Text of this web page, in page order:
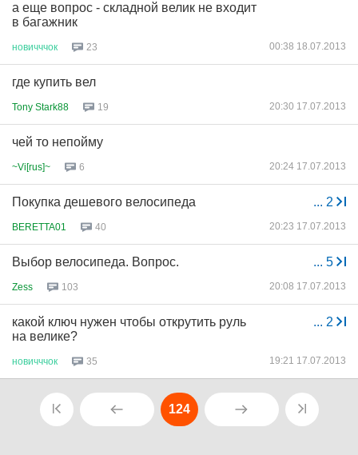
а еще вопрос - складной велик не входит
в багажник
новичччок 23 00:38 18.07.2013
где купить вел
Tony Stark88 19 20:30 17.07.2013
чей то непойму
~Vi[rus]~ 6 20:24 17.07.2013
... 2
Покупка дешевого велосипеда
BERETTA01 40 20:23 17.07.2013
... 5
Выбор велосипеда. Вопрос.
Zess 103 20:08 17.07.2013
... 2
какой ключ нужен чтобы открутить руль
на велике?
новичччок 35 19:21 17.07.2013
124